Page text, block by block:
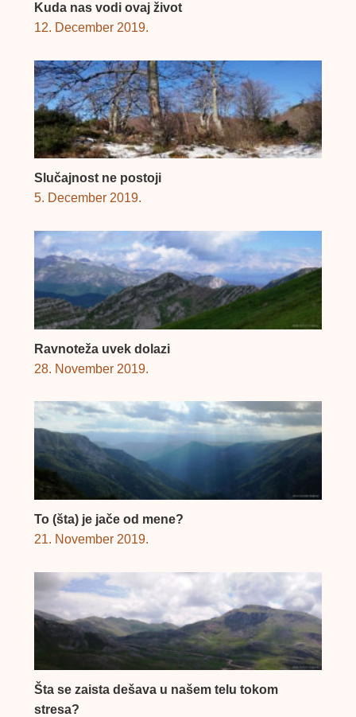
Kuda nas vodi ovaj život
12. December 2019.
Slučajnost ne postoji
5. December 2019.
Ravnoteža uvek dolazi
28. November 2019.
To (šta) je jače od mene?
21. November 2019.
Šta se zaista dešava u našem telu tokom
stresa?